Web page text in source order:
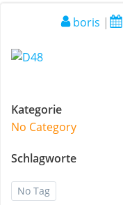
boris |
Kategorie
No Category
Schlagworte
No Tag